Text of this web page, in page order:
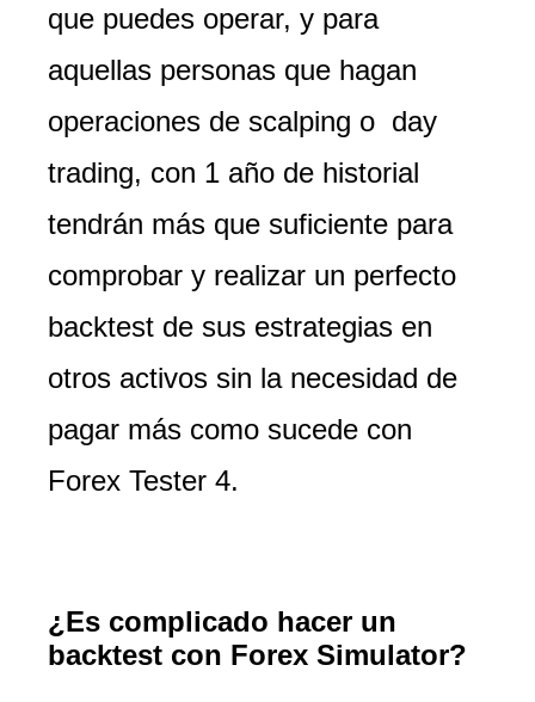
que puedes operar, y para
aquellas personas que hagan
operaciones de scalping o day
trading, con 1 año de historial
tendrán más que suficiente para
comprobar y realizar un perfecto
backtest de sus estrategias en
otros activos sin la necesidad de
pagar más como sucede con
Forex Tester 4.
¿Es complicado hacer un
backtest con Forex Simulator?